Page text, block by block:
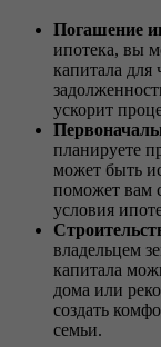
Погашение
ипотека, вы
капитала для
ускорит
планируете
может быть
поможет вам
условия
владельцем
капитала
дома или
создать
семьи.